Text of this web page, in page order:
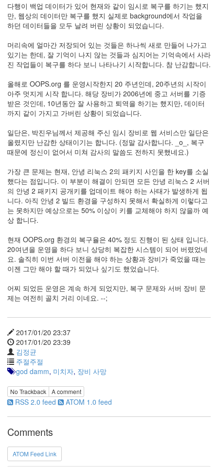
다행이 백업 데이터가 있어 현재와 같이 임시로 복구를 하기는 했지
만, 웹상의 데이터만 복구를 했지 실제로 background에서 작업을
하던 데이터들을 모두 날려 버린 상황이 되었습니다.
머리속에 얼마간 저장되어 있는 것들은 하나씩 새로 만들어 나가고
있기는 한데, 잘 기억이 나지 않는 것들과 심지어는 기억속에서 사라
진 작업들이 복구를 하다 보니 나타나기 시작합니다. 참 난감합니다.
올해로 OOPS.org 를 운영시작한지 20 주년인데, 20주년의 시작이
아주 멋지게 시작 합니다. 해당 장비가 2006년에 중고 서버를 기증
받은 것인데, 10년동안 잘 사용하고 퇴역을 하기는 했지만, 데이터
까지 같이 가지고 가버린 상황이 되었습니다.
일단은, 박진우님께서 제공해 주신 임시 장비로 웹 서비스만 일단은
올렸지만 난감한 상태이기는 합니다. (정말 감사합니다. _o_, 복구
때문에 정신이 없어서 미쳐 감사의 말씀도 전하지 못했네요.)
가장 큰 문제는 현재, 안녕 리눅스 2의 패키지 사인을 한 key를 소실
했다는 점입니다. 이 부분이 해결이 안되면 모든 안녕 리눅스 2 서버
의 안녕 2 패키지 공개키를 업데이트 해야 하는 사태가 발생하게 됩
니다. 아직 안녕 2 빌드 환경을 구성하지 못해서 확실하게 이렇다고
는 못하지만 예상으로는 50% 이상이 키를 교체해야 하지 않을까 예
상 합니다.
현재 OOPS.org 환경의 복구율은 40% 정도 진행이 된 상태 입니다.
20여년을 운영을 하다 보니 상당히 복잡한 시스템이 되어 버렸었네
요. 솔직히 이번 서버 이전을 해야 하는 상황과 장비가 죽었을 때는
이젠 그만 해야 할 때가 되었나 싶기도 했었습니다.
어찌 되었든 운영은 계속 하게 되었지만, 복구 문제와 서버 장비 문
제는 여전히 골치 거리 이네요. --;
2017/01/20 23:37
2017/01/20 23:39
김정균
주절주절
god damm, 미치자, 장비 사망
No Trackback A comment
RSS 2.0 feed ATOM 1.0 feed
Comments
ATOM Feed Link